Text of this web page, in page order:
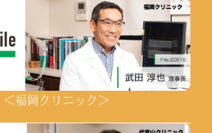
＜福岡クリニック＞